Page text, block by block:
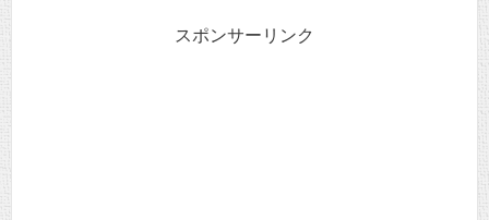
スポンサーリンク